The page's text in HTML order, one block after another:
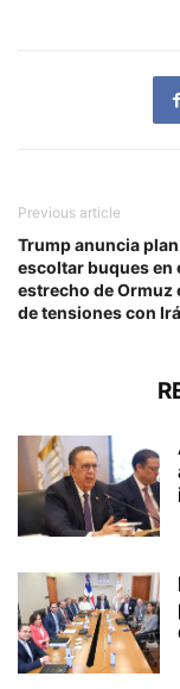
Previous article
Trump anuncia
escoltar buques en
estrecho de Ormuz
de tensiones con